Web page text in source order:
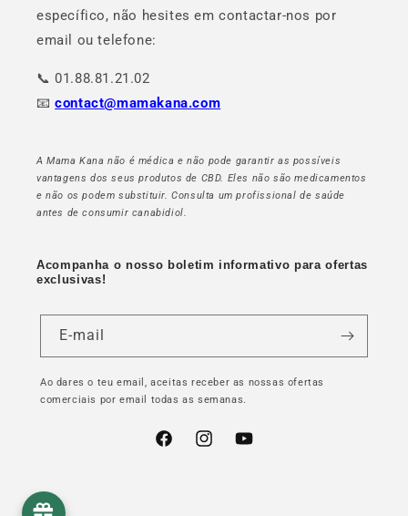
específico, não hesites em contactar-nos por
email ou telefone:
📞 01.88.81.21.02
📧contact@mamakana.com
A Mama Kana não é médica e não pode garantir as possíveis
vantagens dos seus produtos de CBD. Eles não são medicamentos
e não os podem substituir. Consulta um profissional de saúde
antes de consumir canabidiol.
Acompanha o nosso boletim informativo para ofertas
exclusivas!
E-mail
Ao dares o teu email, aceitas receber as nossas ofertas
comerciais por email todas as semanas.
FacebookInstagramYouTube